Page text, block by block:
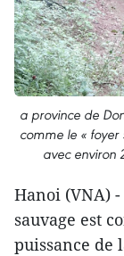
a province de
comme le «
avec environ
Hanoi (VNA)
sauvage est
puissance de